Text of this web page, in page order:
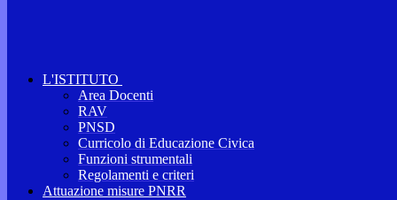
L'ISTITUTO
Area Docenti
RAV
PNSD
Curricolo di Educazione Civica
Funzioni strumentali
Regolamenti e criteri
Attuazione misure PNRR